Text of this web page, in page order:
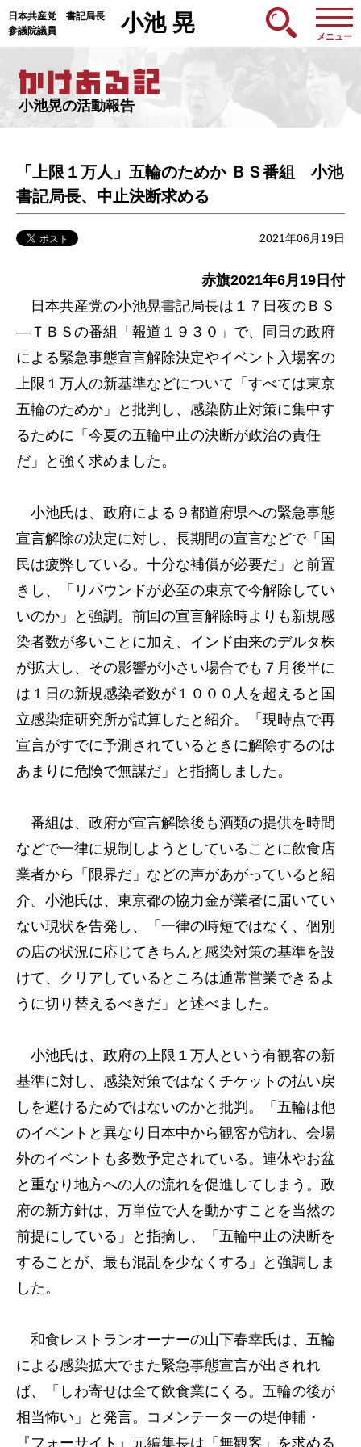
日本共産党 書記局長
参議院議員
小池 晃
メニュー
小池晃の活動報告
「上限１万人」五輪のためか ＢＳ番組 小池
書記局長、中止決断求める
2021年06月19日
赤旗2021年6月19日付
日本共産党の小池晃書記局長は１７日夜のＢＳ
―ＴＢＳの番組「報道１９３０」で、同日の政府
による緊急事態宣言解除決定やイベント入場客の
上限１万人の新基準などについて「すべては東京
五輪のためか」と批判し、感染防止対策に集中す
るために「今夏の五輪中止の決断が政治の責任
だ」と強く求めました。
小池氏は、政府による９都道府県への緊急事態
宣言解除の決定に対し、長期間の宣言などで「国
民は疲弊している。十分な補償が必要だ」と前置
きし、「リバウンドが必至の東京で今解除してい
いのか」と強調。前回の宣言解除時よりも新規感
染者数が多いことに加え、インド由来のデルタ株
が拡大し、その影響が小さい場合でも７月後半に
は１日の新規感染者数が１０００人を超えると国
立感染症研究所が試算したと紹介。「現時点で再
宣言がすでに予測されているときに解除するのは
あまりに危険で無謀だ」と指摘しました。
番組は、政府が宣言解除後も酒類の提供を時間
などで一律に規制しようとしていることに飲食店
業者から「限界だ」などの声があがっていると紹
介。小池氏は、東京都の協力金が業者に届いてい
ない現状を告発し、「一律の時短ではなく、個別
の店の状況に応じてきちんと感染対策の基準を設
けて、クリアしているところは通常営業できるよ
うに切り替えるべきだ」と述べました。
小池氏は、政府の上限１万人という有観客の新
基準に対し、感染対策ではなくチケットの払い戻
しを避けるためではないのかと批判。「五輪は他
のイベントと異なり日本中から観客が訪れ、会場
外のイベントも多数予定されている。連休やお盆
と重なり地方への人の流れを促進してしまう。政
府の新方針は、万単位で人を動かすことを当然の
前提にしている」と指摘し、「五輪中止の決断を
することが、最も混乱を少なくする」と強調しま
した。
和食レストランオーナーの山下春幸氏は、五輪
による感染拡大でまた緊急事態宣言が出されれ
ば、「しわ寄せは全て飲食業にくる。五輪の後が
相当怖い」と発言。コメンテーターの堤伸輔・
『フォーサイト』元編集長は「無観客」を求める